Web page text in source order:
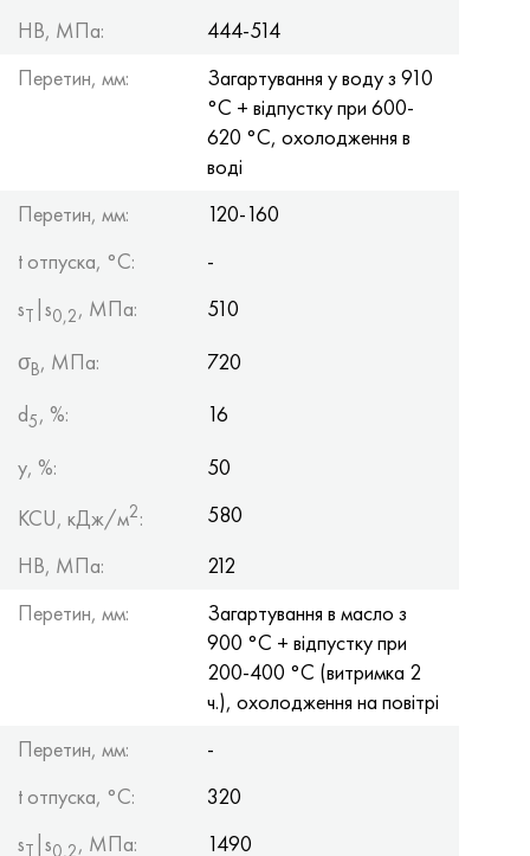
HB, МПа:
444-514
Перетин, мм:
Загартування у воду з 910
°С + відпустку при 600-
620 °С, охолодження в
воді
Перетин, мм:
120-160
t отпуска, °C:
-
sТ |s0,2, МПа:
510
σB, МПа:
720
d5, %:
16
y, %:
50
KCU, кДж/м2:
580
HB, МПа:
212
Перетин, мм:
Загартування в масло з
900 °С + відпустку при
200-400 °С (витримка 2
ч.), охолодження на повітрі
Перетин, мм:
-
t отпуска, °C:
320
sТ |s0,2, МПа:
1490